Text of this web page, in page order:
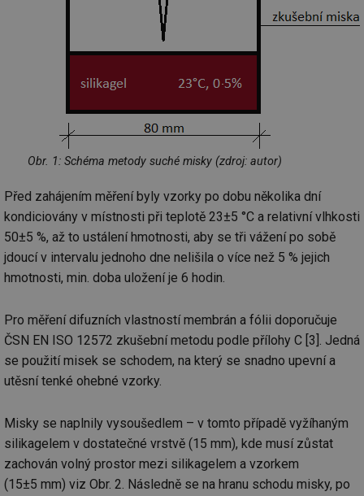
Obr. 1: Schéma metody suché misky (zdroj: autor)
Před zahájením měření byly vzorky po dobu několika dní
kondiciovány v místnosti při teplotě 23±5 °C a relativní vlhkosti
50±5 %, až to ustálení hmotnosti, aby se tři vážení po sobě
jdoucí v intervalu jednoho dne nelišila o více než 5 % jejich
hmotnosti, min. doba uložení je 6 hodin.
Pro měření difuzních vlastností membrán a fólii doporučuje
ČSN EN ISO 12572 zkušební metodu podle přílohy C [3]. Jedná
se použití misek se schodem, na který se snadno upevní a
utěsní tenké ohebné vzorky.
Misky se naplnily vysoušedlem – v tomto případě vyžíhaným
silikagelem v dostatečné vrstvě (15 mm), kde musí zůstat
zachován volný prostor mezi silikagelem a vzorkem
(15±5 mm) viz Obr. 2. Následně se na hranu schodu misky, po